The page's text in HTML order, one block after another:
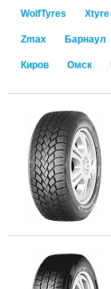
WolfTyres Xtyre
Zmax Барнаул
Киров Омск